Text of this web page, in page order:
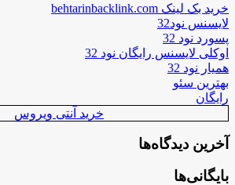
خرید بک لینک behtarinbacklink.com
لایسنس نود32
پسورد نود 32
اوکلی لایسنس رایگان نود 32
همیار نود 32
بهترین سئو
رایگان
خرید آنتی ویروس
آخرین دیدگاه‌ها
بایگانی‌ها